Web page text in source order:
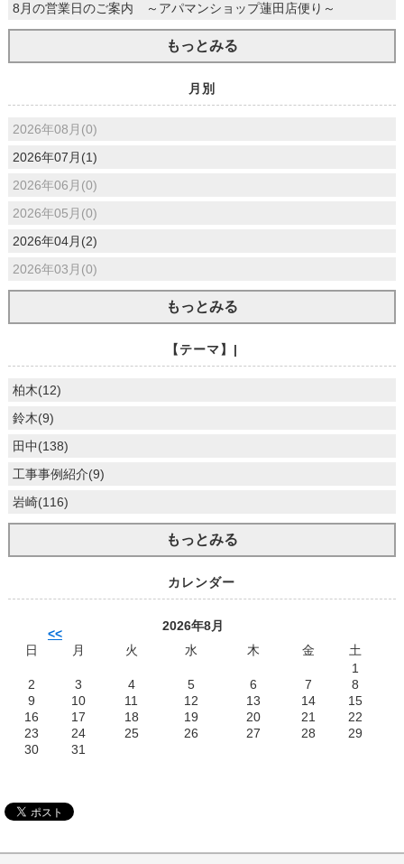
8月の営業日のご案内 ～アパマンショップ蓮田店便り～
もっとみる
月別
2026年08月(0)
2026年07月(1)
2026年06月(0)
2026年05月(0)
2026年04月(2)
2026年03月(0)
もっとみる
【テーマ】|
柏木(12)
鈴木(9)
田中(138)
工事事例紹介(9)
岩崎(116)
もっとみる
カレンダー
<<
2026年8月
日
月 火 水 木 金
土
1
2
3 4 5 6 7
8
9
10 11 12 13 14
15
16
17 18 19 20 21
22
23
24 25 26 27 28
29
30
31